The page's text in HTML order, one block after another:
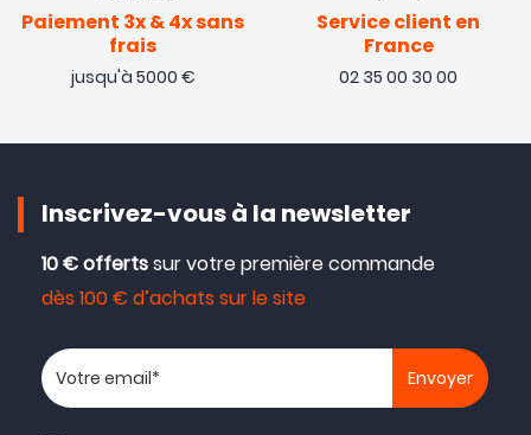
Paiement 3x & 4x sans
frais
jusqu'à 5000 €
Service client en
France
02 35 00 30 00
Inscrivez-vous à la newsletter
10 € offertssur votre première commande
dès 100 € d’achats sur le site
Votre adresse email